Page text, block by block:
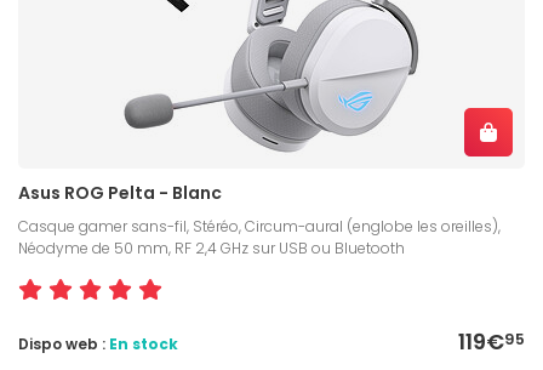
Asus ROG Pelta - Blanc
Casque gamer sans-fil, Stéréo, Circum-aural (englobe les oreilles),
Néodyme de 50 mm, RF 2,4 GHz sur USB ou Bluetooth
119€95
Dispo web : En stock